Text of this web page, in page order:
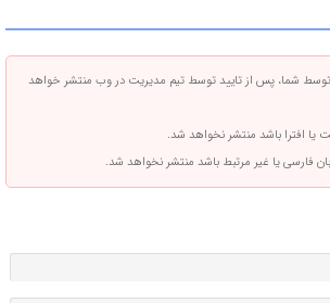
شما، پس از تایید توسط تیم مدیریت در وب منتشر خواهد
یا افترا باشد منتشر نخواهد شد.
فارسی یا غیر مرتبط باشد منتشر نخواهد شد.